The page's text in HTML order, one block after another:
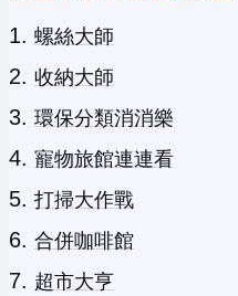
螺絲大師
收納大師
環保分類消消樂
寵物旅館連連看
打掃大作戰
合併咖啡館
超市大亨